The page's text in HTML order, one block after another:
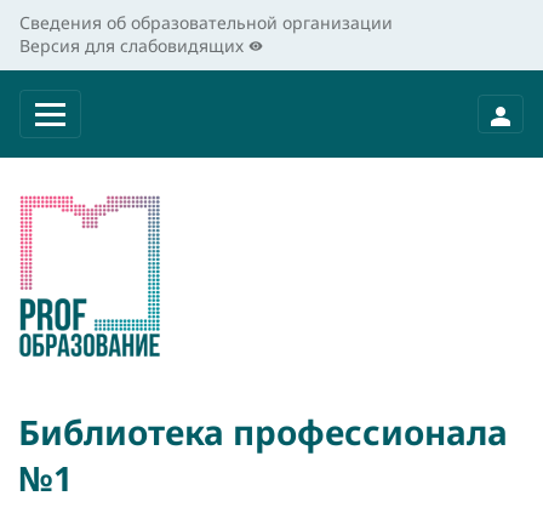
Сведения об образовательной организации
Версия для слабовидящих
Библиотека профессионала
№1